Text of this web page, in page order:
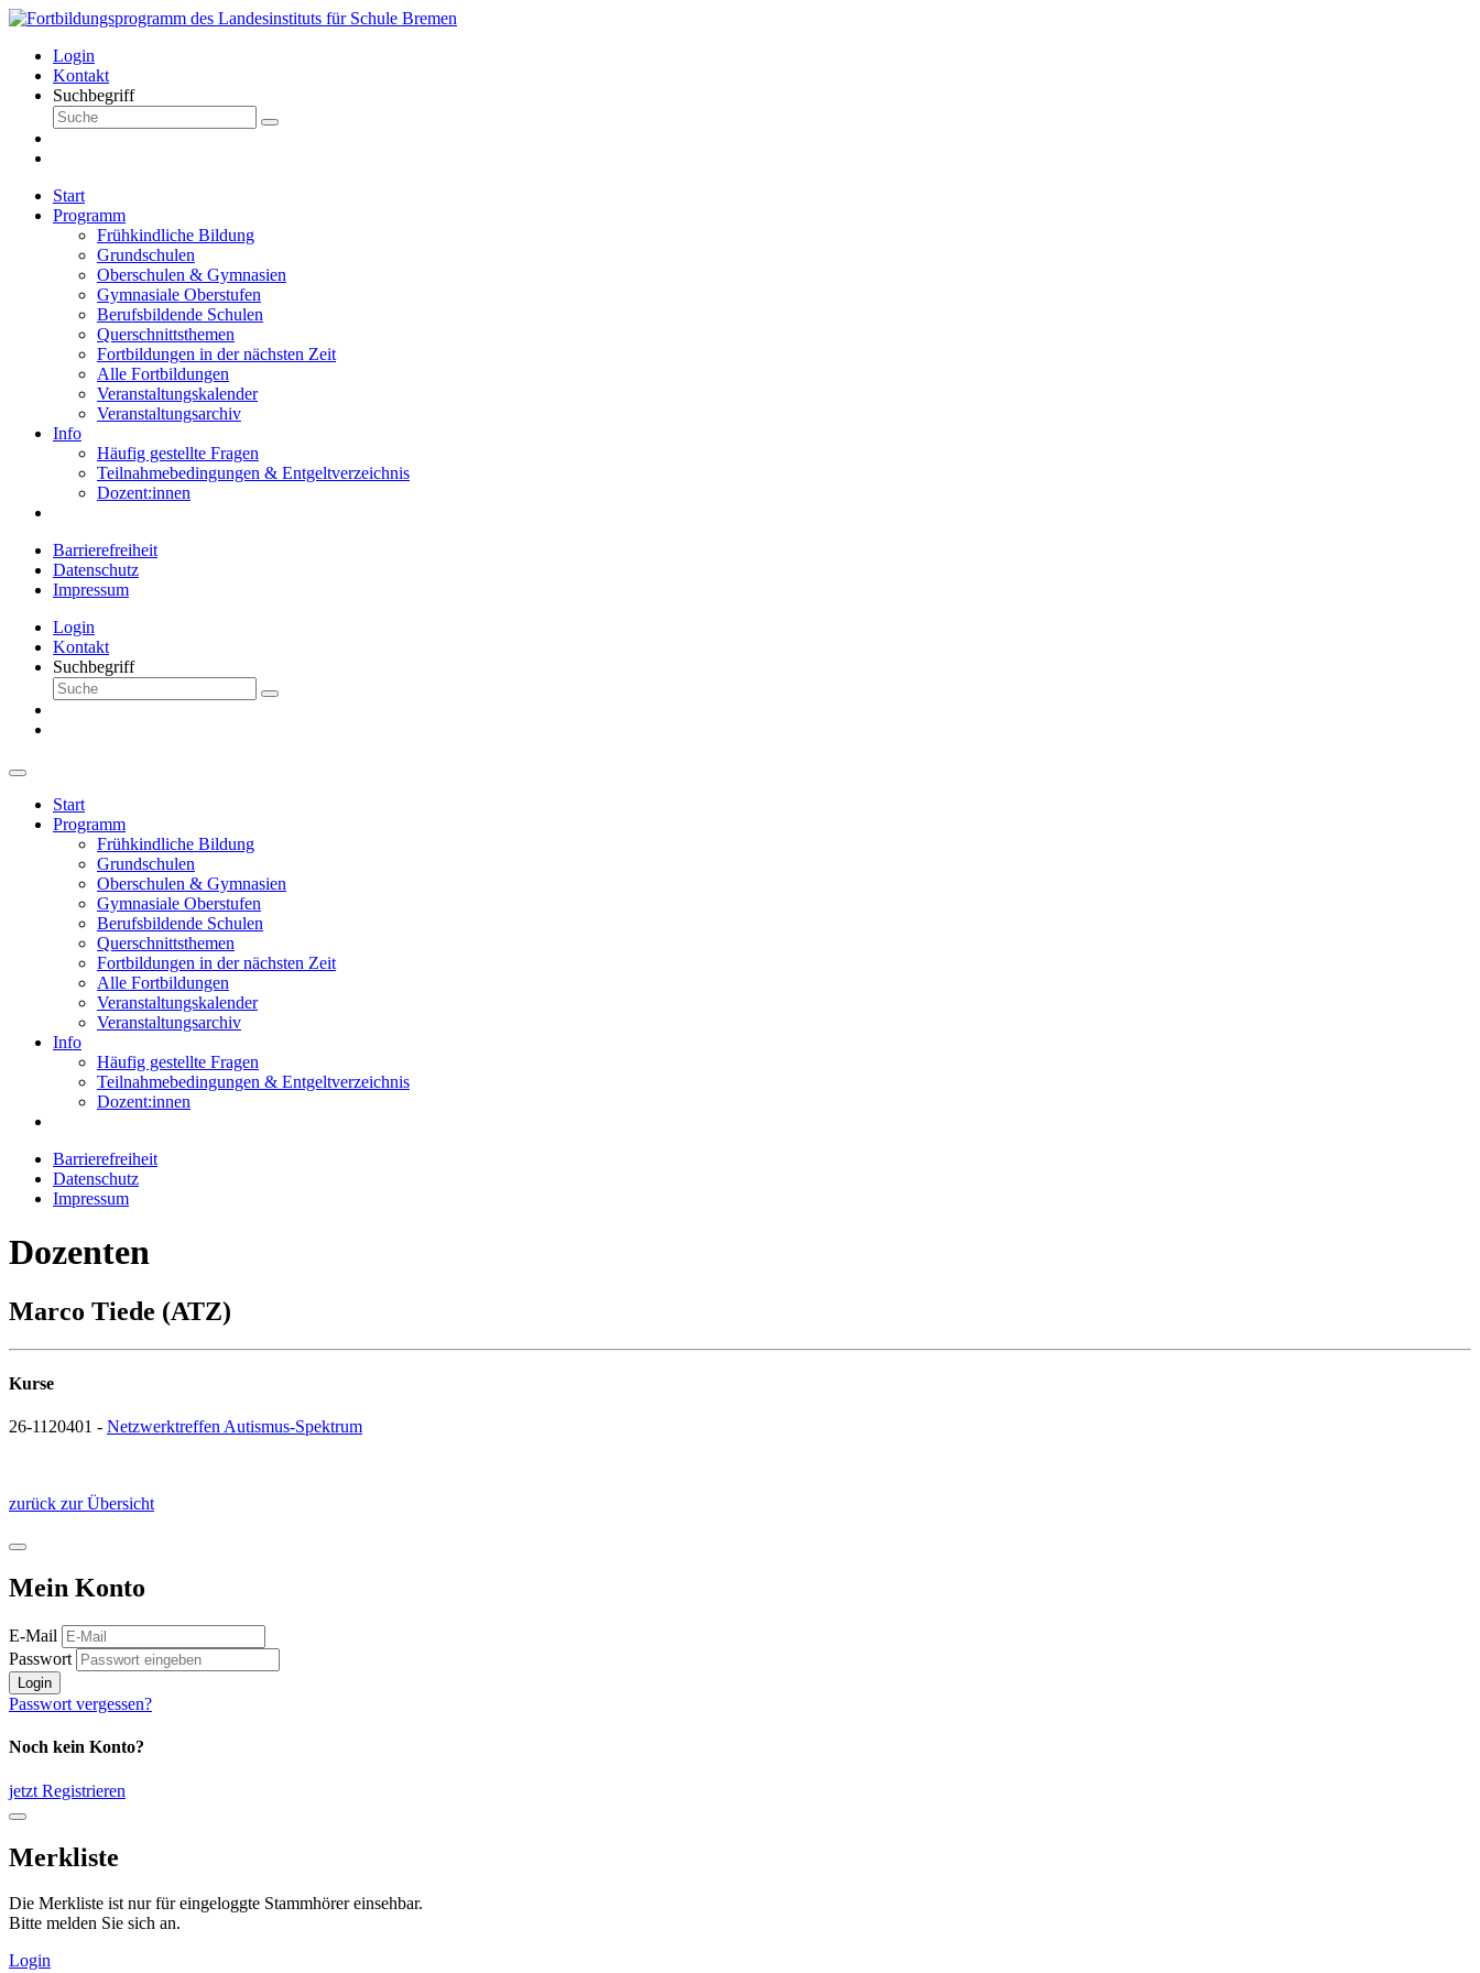
Login
Kontakt
Suchbegriff
Start
Programm
Frühkindliche Bildung
Grundschulen
Oberschulen & Gymnasien
Gymnasiale Oberstufen
Berufsbildende Schulen
Querschnittsthemen
Fortbildungen in der nächsten Zeit
Alle Fortbildungen
Veranstaltungskalender
Veranstaltungsarchiv
Info
Häufig gestellte Fragen
Teilnahmebedingungen & Entgeltverzeichnis
Dozent:innen
Barrierefreiheit
Datenschutz
Impressum
Login
Kontakt
Suchbegriff
Start
Programm
Frühkindliche Bildung
Grundschulen
Oberschulen & Gymnasien
Gymnasiale Oberstufen
Berufsbildende Schulen
Querschnittsthemen
Fortbildungen in der nächsten Zeit
Alle Fortbildungen
Veranstaltungskalender
Veranstaltungsarchiv
Info
Häufig gestellte Fragen
Teilnahmebedingungen & Entgeltverzeichnis
Dozent:innen
Barrierefreiheit
Datenschutz
Impressum
Dozenten
Marco Tiede (ATZ)
Kurse
26-1120401 - Netzwerktreffen Autismus-Spektrum
zurück zur Übersicht
Mein Konto
E-Mail
Passwort
Login
Passwort vergessen?
Noch kein Konto?
jetzt Registrieren
Merkliste
Die Merkliste ist nur für eingeloggte Stammhörer einsehbar.
Bitte melden Sie sich an.
Login